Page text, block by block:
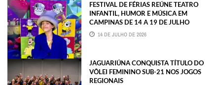
FESTIVAL DE FÉRIAS REÚNE TEATRO
INFANTIL, HUMOR E MÚSICA EM
CAMPINAS DE 14 A 19 DE JULHO
14 DE JULHO DE 2026
JAGUARIÚNA CONQUISTA TÍTULO DO
VÔLEI FEMININO SUB-21 NOS JOGOS
REGIONAIS